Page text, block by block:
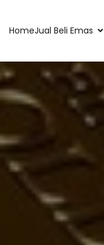
HomeJual Beli Emas